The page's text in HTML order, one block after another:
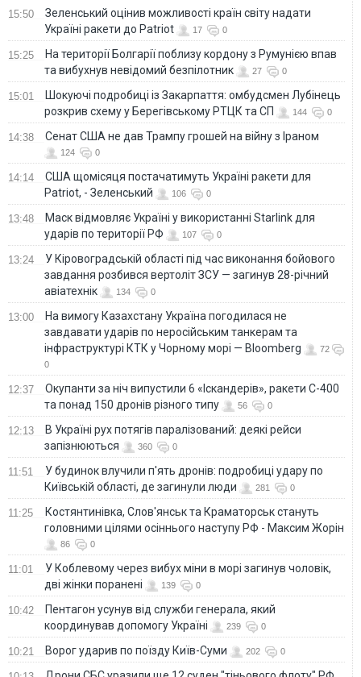
15:50
Зеленський оцінив можливості країн світу надати
Україні ракети до Patriot
17 0
15:25
На території Болгарії поблизу кордону з Румунією впав
та вибухнув невідомий безпілотник
27 0
15:01
Шокуючі подробиці із Закарпаття: омбудсмен Лубінець
розкрив схему у Берегівському РТЦК та СП
144 0
14:38 Сенат США не дав Трампу грошей на війну з Іраном
124 0
14:14
США щомісяця постачатимуть Україні ракети для
Patriot, - Зеленський
106 0
13:48
Маск відмовляє Україні у використанні Starlink для
ударів по території РФ
107 0
13:24
У Кіровоградській області під час виконання бойового
завдання розбився вертоліт ЗСУ — загинув 28-річний
авіатехнік
134 0
13:00
На вимогу Казахстану Україна погодилася не
завдавати ударів по неросійським танкерам та
інфраструктурі КТК у Чорному морі — Bloomberg
72
0
12:37
Окупанти за ніч випустили 6 «Іскандерів», ракети С-400
та понад 150 дронів різного типу
56 0
12:13
В Україні рух потягів паралізований: деякі рейси
запізнюються
360 0
11:51
У будинок влучили п'ять дронів: подробиці удару по
Київській області, де загинули люди
281 0
11:25
Костянтинівка, Слов'янськ та Краматорськ стануть
головними цілями осіннього наступу РФ - Максим Жорін
86 0
11:01
У Коблевому через вибух міни в морі загинув чоловік,
дві жінки поранені
139 0
10:42
Пентагон усунув від служби генерала, який
координував допомогу Україні
239 0
10:21 Ворог ударив по поїзду Київ-Суми 202 0